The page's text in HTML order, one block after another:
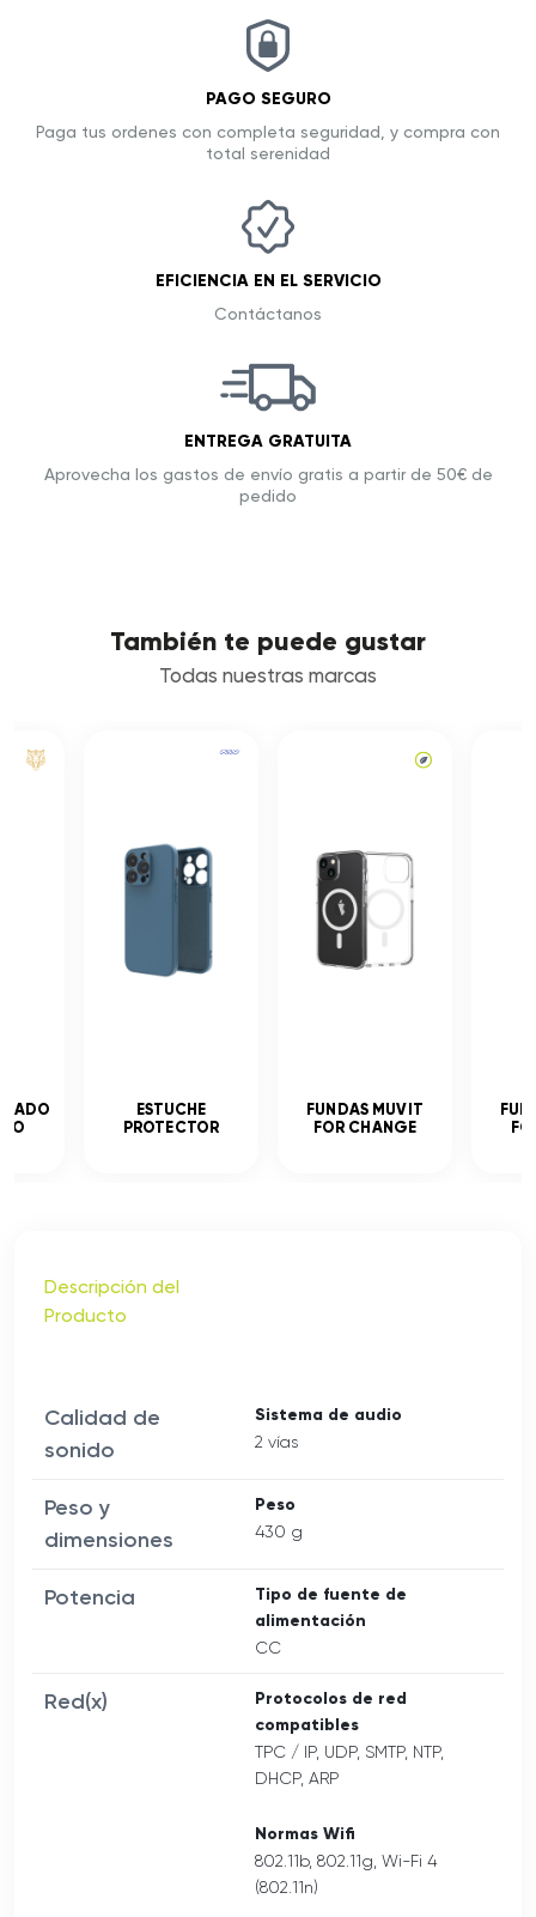
PAGO SEGURO
Paga tus ordenes con completa seguridad, y compra con
total serenidad
EFICIENCIA EN EL SERVICIO
Contáctanos
ENTREGA GRATUITA
Aprovecha los gastos de envío gratis a partir de 50€ de
pedido
También te puede gustar
Todas nuestras marcas
ESTUCHE
PROTECTOR
FUNDAS MUVIT
FOR CHANGE
Descripción del
Producto
Calidad de
sonido
Sistema de audio
2 vías
Peso y
dimensiones
Peso
430 g
Potencia
Tipo de fuente de
alimentación
CC
Red(x)
Protocolos de red
compatibles
TPC / IP, UDP, SMTP, NTP,
DHCP, ARP
Normas Wifi
802.11b, 802.11g, Wi-Fi 4
(802.11n)